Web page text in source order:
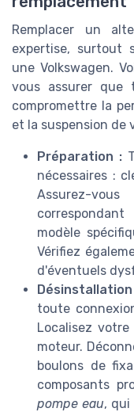
Remplacer un
expertise, surtout
une Volkswagen.
vous assurer
compromettre la
et la suspension de
Préparation :
nécessaires :
Assurez-
modèle
Vérifiez
d'éventuels
toute
Localisez
moteur.
boulons de
composants
pompe eau, qui